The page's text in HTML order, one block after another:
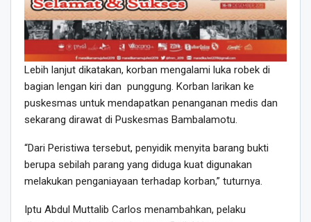
Lebih lanjut dikatakan, korban mengalami luka robek di
bagian lengan kiri dan punggung. Korban larikan ke
puskesmas untuk mendapatkan penanganan medis dan
sekarang dirawat di Puskesmas Bambalamotu.
“Dari Peristiwa tersebut, penyidik menyita barang bukti
berupa sebilah parang yang diduga kuat digunakan
melakukan penganiayaan terhadap korban,” tuturnya.
Iptu Abdul Muttalib Carlos menambahkan, pelaku